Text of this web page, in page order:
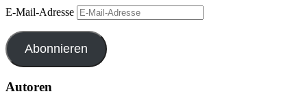
E-Mail-Adresse
Abonnieren
Autoren